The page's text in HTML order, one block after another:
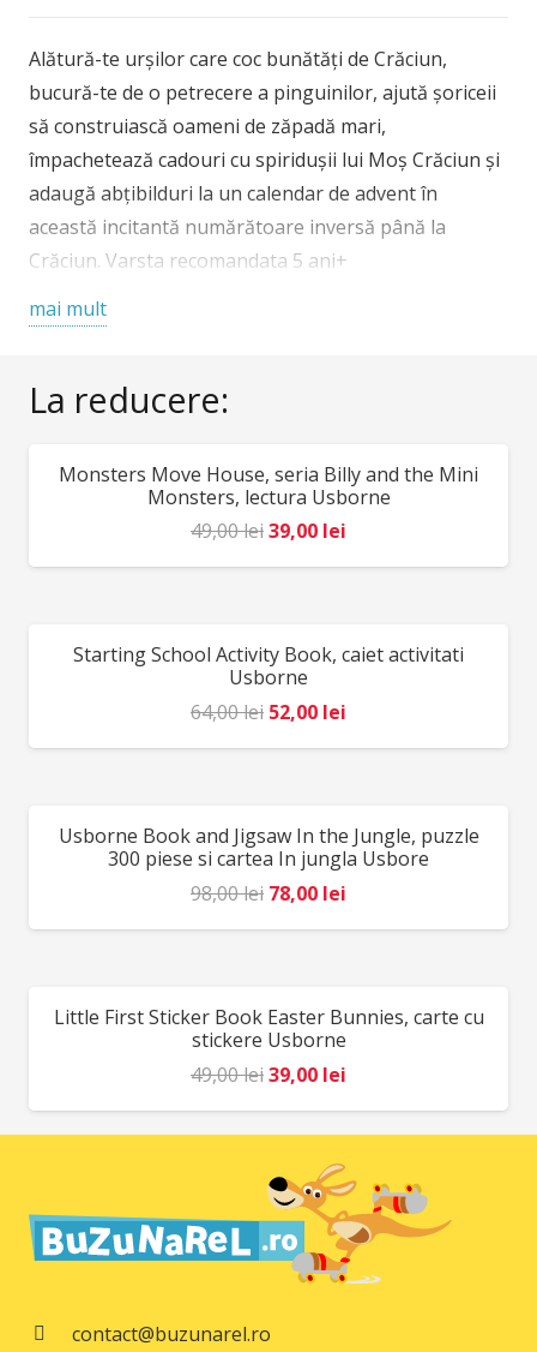
Christmas
Sticker
Book,
Usborne
Alătură-te urșilor care coc bunătăți de Crăciun,
bucură-te de o petrecere a pinguinilor, ajută șoriceii
să construiască oameni de zăpadă mari,
împachetează cadouri cu spiridușii lui Moș Crăciun și
adaugă abțibilduri la un calendar de advent în
această incitantă numărătoare inversă până la
Crăciun. Varsta recomandata 5 ani+
Join busy bears baking Christmas treats, enjoy a
make and wrap presents with Santa’s elves and add
stickers to an advent calendar in the exciting
mai mult
La reducere:
REDUCERI!
Monsters Move House, seria Billy and the Mini
Monsters, lectura Usborne
49,00leiPrețul
inițial
49,00 lei.
39,00 lei
curent
REDUCERI!
Starting School Activity Book, caiet activitati
Usborne
64,00lei Prețul
inițial
64,00 lei.
52,00 lei
curent
REDUCERI!
Usborne Book and Jigsaw In the Jungle, puzzle
300 piese si cartea In jungla Usbore
98,00lei Prețul
inițial
98,00 lei.
78,00 lei
curent
REDUCERI!
Little First Sticker Book Easter Bunnies, carte cu
stickere Usborne
49,00leiPrețul
inițial
a
fost:
49,00 lei.
39,00 lei
curent
este:
39,00 lei.
contact@buzunarel.ro